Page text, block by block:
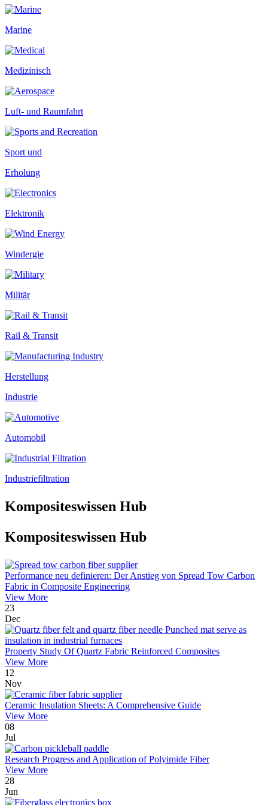
Marine
Medizinisch
Luft- und Raumfahrt
Sport und
Erholung
Elektronik
Windergie
Militär
Rail & Transit
Herstellung
Industrie
Automobil
Industriefiltration
Kompositeswissen Hub
Kompositeswissen Hub
Performance neu definieren: Der Anstieg von Spread Tow Carbon
Fabric in Composite Engineering
View More
23
Dec
Property Study Of Quartz Fabric Reinforced Composites
View More
12
Nov
Ceramic Insulation Sheets: A Comprehensive Guide
View More
08
Jul
Research Progress and Application of Polyimide Fiber
View More
28
Jun